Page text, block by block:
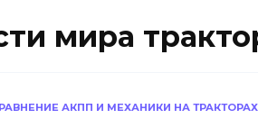
мира
АКПП И МЕХАНИКИ НА ТРАКТОРАХ